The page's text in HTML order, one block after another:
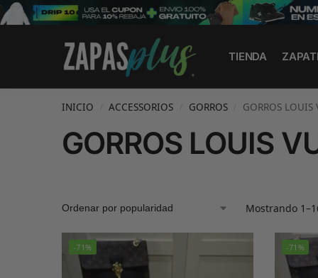
TIENDA
Search
INICIO ACCESSORIOS GORROS GORROS LOUIS
GORROS LOUIS
Mostrando
-71% -71%